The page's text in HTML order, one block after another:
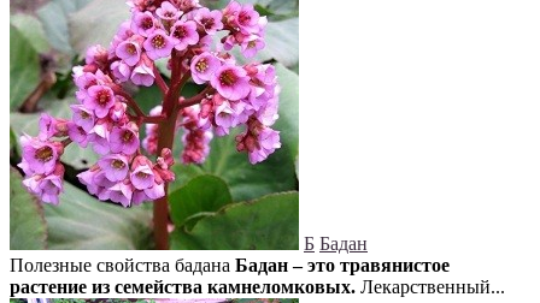
Б Бадан
Полезные свойства бадана Бадан – это травянистое
растение из семейства камнеломковых. Лекарственный...